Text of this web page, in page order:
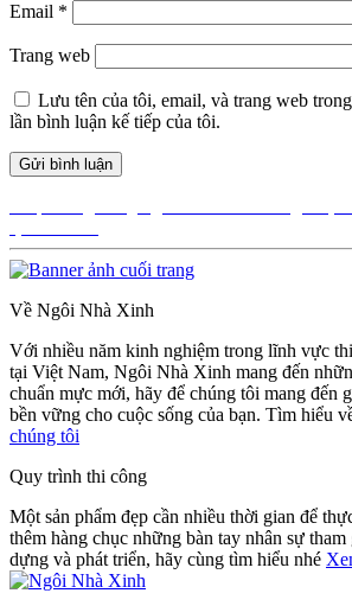
Email *
Trang web
Lưu tên của tôi, email, và trang web
lần bình luận kế tiếp của tôi.
Điều
hướng
bài
viết
Về Ngôi Nhà Xinh
Với nhiều năm kinh nghiệm trong lĩnh vực
tại Việt Nam, Ngôi Nhà Xinh mang đến
chuẩn mực mới, hãy để chúng tôi mang đến
bền vững cho cuộc sống của bạn. Tìm hiểu
chúng tôi
Quy trình thi công
Một sản phẩm đẹp cần nhiều thời gian để
thêm hàng chục những bàn tay nhân sự
dựng và phát triển, hãy cùng tìm hiểu nhé